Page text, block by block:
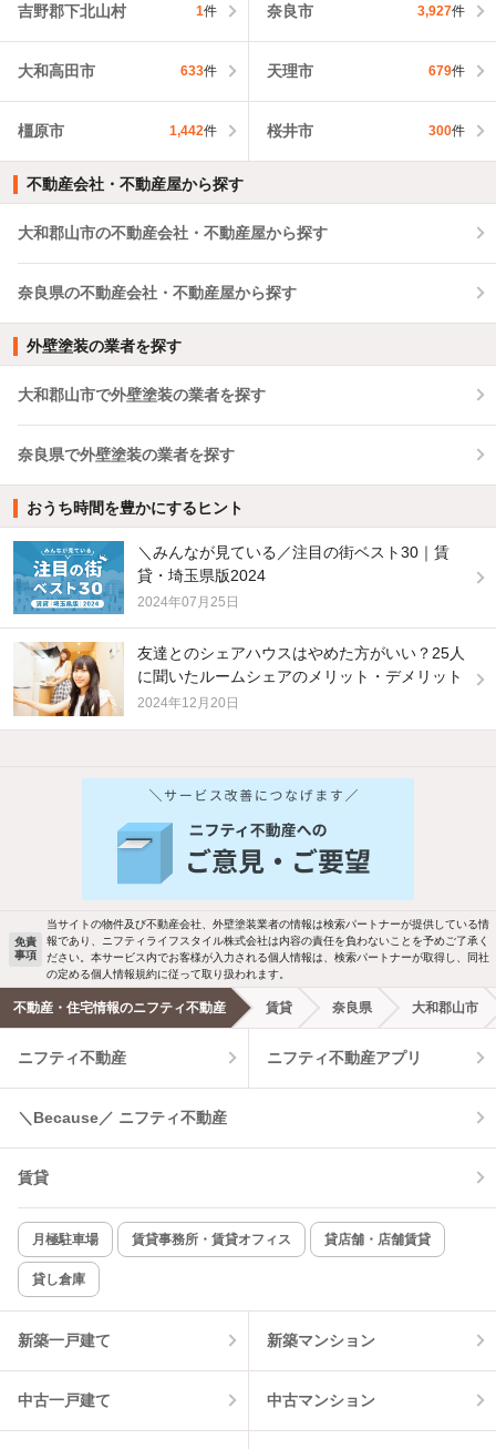
吉野郡下北山村 1件 奈良市 3,927件
大和高田市 633件 天理市 679件
橿原市 1,442件 桜井市 300件
不動産会社・不動産屋から探す
大和郡山市の不動産会社・不動産屋から探す
奈良県の不動産会社・不動産屋から探す
外壁塗装の業者を探す
大和郡山市で外壁塗装の業者を探す
奈良県で外壁塗装の業者を探す
おうち時間を豊かにするヒント
＼みんなが見ている／注目の街ベスト30｜賃
貸・埼玉県版2024
2024年07月25日
友達とのシェアハウスはやめた方がいい？25人
に聞いたルームシェアのメリット・デメリット
2024年12月20日
他の人はこんな条件で絞り込んでいます！
バス・トイレ別 2階以上
駐車場あり ペット相談
洗濯機置場あり 独立洗面台
エアコンあり 都市ガス
温水洗浄便座 オートロック
コンロ2口以上
新着のみ インターネット無料
該当件数:
4
免責
事項
当サイトの物件及び不動産会社、外壁塗装業者の情報は検索パートナーが提供している情
報であり、ニフティライフスタイル株式会社は内容の責任を負わないことを予めご了承く
ださい。本サービス内でお客様が入力される個人情報は、検索パートナーが取得し、同社
の定める個人情報規約に従って取り扱われます。
不動産・住宅情報のニフティ不動産 賃貸 奈良県 大和郡山市
ニフティ不動産 ニフティ不動産アプリ
＼Because／ ニフティ不動産
賃貸
月極駐車場 賃貸事務所・賃貸オフィス 貸店舗・店舗賃貸
貸し倉庫
新築一戸建て 新築マンション
中古一戸建て 中古マンション